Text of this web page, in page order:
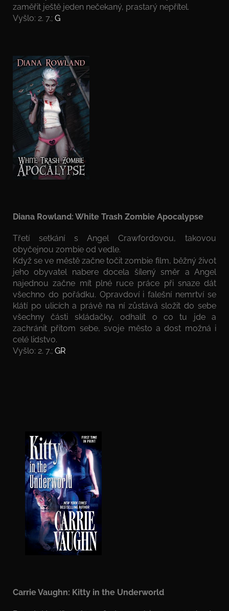
zaměřit ještě jeden nečekaný, prastarý nepřítel.
Vyšlo: 2. 7.; G
Diana Rowland: White Trash Zombie Apocalypse
Třetí setkání s Angel Crawfordovou, takovou
obyčejnou zombie od vedle.
Když se ve městě začne točit zombie film, běžný život
jeho obyvatel nabere docela šílený směr a Angel
najednou začne mít plné ruce práce při snaze dát
všechno do pořádku. Opravdoví i falešní nemrtví se
klátí po ulicích a právě na ní zůstává složit do sebe
všechny části skládačky, odhalit o co tu jde a
zachránit přitom sebe, svoje město a dost možná i
celé lidstvo.
Vyšlo: 2. 7.; GR
Carrie Vaughn: Kitty in the Underworld